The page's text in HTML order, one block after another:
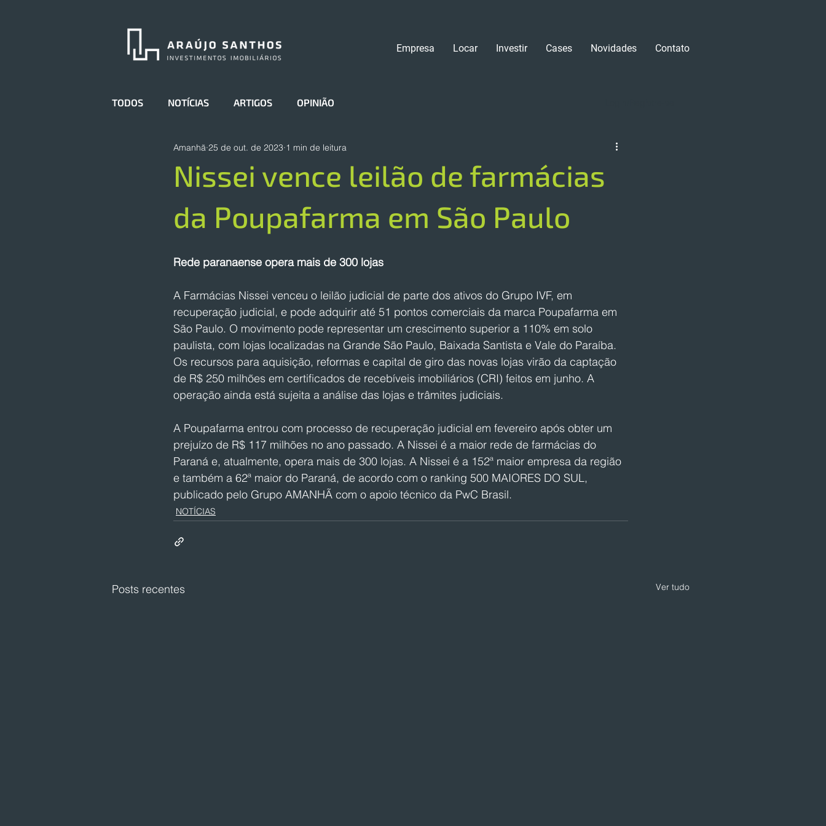
Empresa Locar Investir Cases Novidades Contato
TODOS NOTÍCIAS ARTIGOS OPINIÃO
Nissei vence leilão de farmácias
da Poupafarma em São Paulo
Amanhã 25 de out. de 2023 1 min de leitura
Rede paranaense opera mais de 300 lojas
A Farmácias Nissei venceu o leilão judicial de parte dos ativos do Grupo IVF, em
recuperação judicial, e pode adquirir até 51 pontos comerciais da marca Poupafarma em
São Paulo. O movimento pode representar um crescimento superior a 110% em solo
paulista, com lojas localizadas na Grande São Paulo, Baixada Santista e Vale do Paraíba.
Os recursos para aquisição, reformas e capital de giro das novas lojas virão da captação
de R$ 250 milhões em certificados de recebíveis imobiliários (CRI) feitos em junho. A
operação ainda está sujeita a análise das lojas e trâmites judiciais.
A Poupafarma entrou com processo de recuperação judicial em fevereiro após obter um
prejuízo de R$ 117 milhões no ano passado. A Nissei é a maior rede de farmácias do
Paraná e, atualmente, opera mais de 300 lojas. A Nissei é a 152ª maior empresa da região
e também a 62ª maior do Paraná, de acordo com o ranking 500 MAIORES DO SUL,
publicado pelo Grupo AMANHÃ com o apoio técnico da PwC Brasil.
NOTÍCIAS
Posts recentes Ver tudo